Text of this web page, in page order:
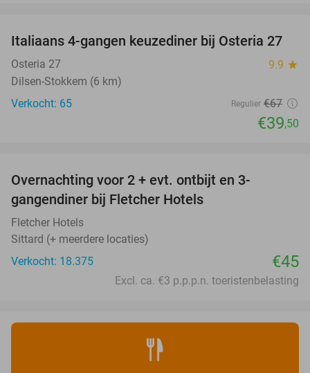
41%
Italiaans 4-gangen keuzediner bij Osteria 27
Osteria 27 9.9 star
Dilsen-Stokkem (6 km)
Verkocht: 65
Regulier €67
€39,50
Overnachting voor 2 + evt. ontbijt en 3-
gangendiner bij Fletcher Hotels
Fletcher Hotels
Sittard (+ meerdere locaties)
Verkocht: 18.375
€45
Excl. ca. €3 p.p.p.n. toeristenbelasting